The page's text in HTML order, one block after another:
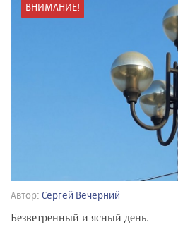
ВНИМАНИЕ!
Автор: Сергей Вечерний
Безветренный и ясный день.